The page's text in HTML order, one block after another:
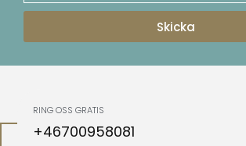
Skicka
RING OSS GRATIS
+46700958081